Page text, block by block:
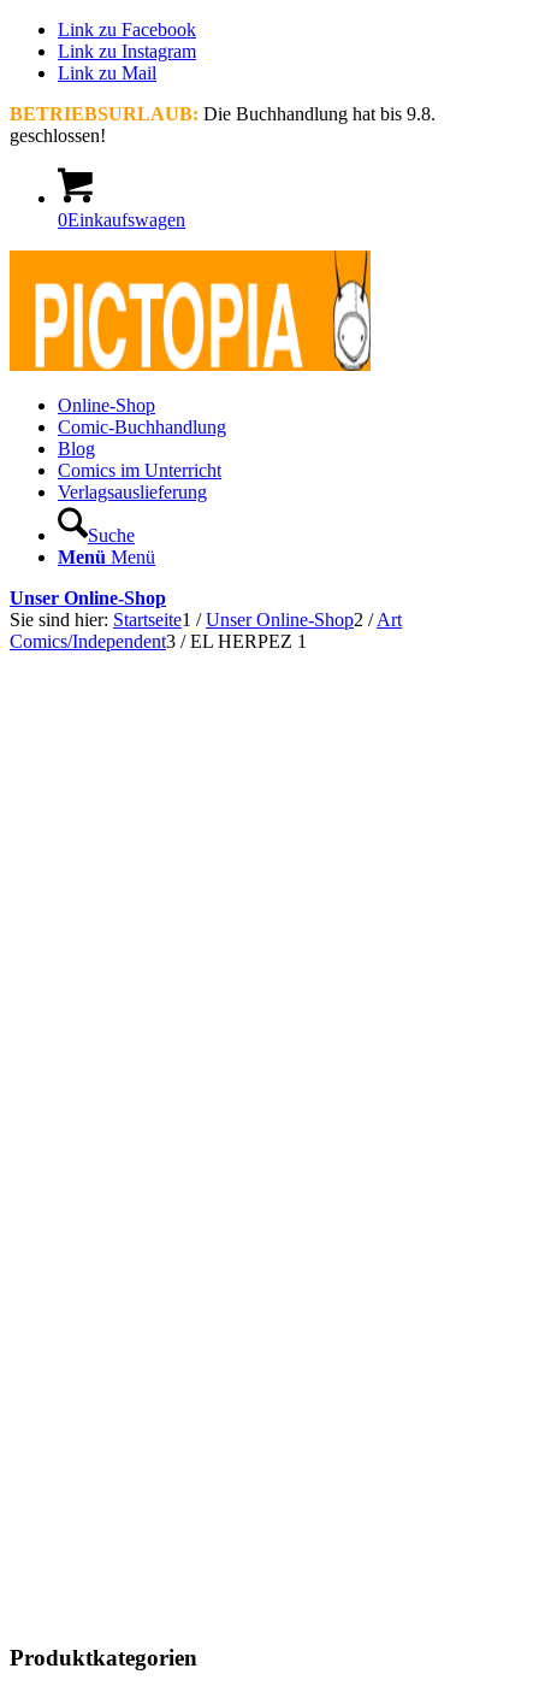
Link zu Facebook
Link zu Instagram
Link zu Mail
BETRIEBSURLAUB: Die Buchhandlung hat bis 9.8.
geschlossen!
0Einkaufswagen
Online-Shop
Comic-Buchhandlung
Blog
Comics im Unterricht
Verlagsauslieferung
Suche
Menü Menü
Unser Online-Shop
Sie sind hier: Startseite1 / Unser Online-Shop2 / Art
Comics/Independent3 / EL HERPEZ 1
Produktkategorien